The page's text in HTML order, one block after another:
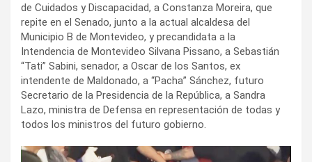
de Cuidados y Discapacidad, a Constanza Moreira, que
repite en el Senado, junto a la actual alcaldesa del
Municipio B de Montevideo, y precandidata a la
Intendencia de Montevideo Silvana Pissano, a Sebastián
“Tati” Sabini, senador, a Oscar de los Santos, ex
intendente de Maldonado, a “Pacha” Sánchez, futuro
Secretario de la Presidencia de la República, a Sandra
Lazo, ministra de Defensa en representación de todas y
todos los ministros del futuro gobierno.